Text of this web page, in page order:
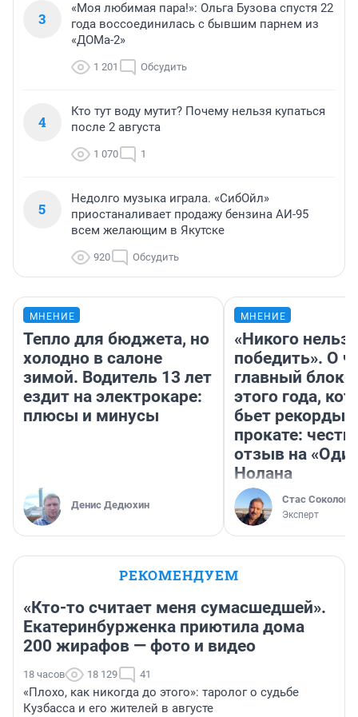
3
«Моя любимая пара!»: Ольга Бузова спустя 22
года воссоединилась с бывшим парнем из
«ДОМа-2»
1 201 Обсудить
4
Кто тут воду мутит? Почему нельзя купаться
после 2 августа
1 070 1
5
Недолго музыка играла. «СибОйл»
приостаналивает продажу бензина АИ-95
всем желающим в Якутске
920 Обсудить
МНЕНИЕ
Тепло для бюджета, но
холодно в салоне
зимой. Водитель 13 лет
ездит на электрокаре:
плюсы и минусы
Денис Дедюхин
МНЕНИЕ
«Никого нельзя
победить». О
главный
этого года,
бьет рекорды в
прокате:
отзыв на
Нолана
Стас Соколов
Эксперт
РЕКОМЕНДУЕМ
«Кто-то считает меня сумасшедшей».
Екатеринбурженка приютила дома
200 жирафов — фото и видео
18 часов 18 129 41
«Плохо, как никогда до этого»: таролог о судьбе
Кузбасса и его жителей в августе